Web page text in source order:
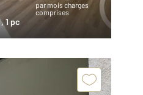
par mois charges
comprises
, 1 pc